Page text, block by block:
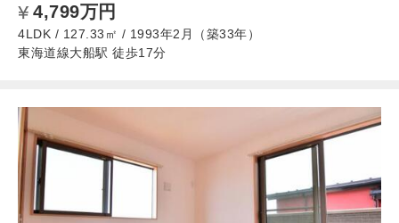
4,799万円
4LDK / 127.33㎡ / 1993年2月（築33年）
東海道線大船駅 徒歩17分